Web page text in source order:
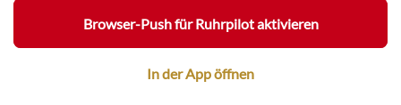
Browser-Push für Ruhrpilot aktivieren
In der App öffnen